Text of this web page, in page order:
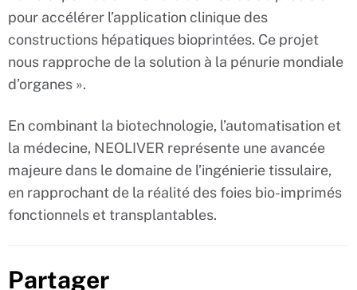
pour accélérer l’application clinique des
constructions hépatiques bioprintées. Ce projet
nous rapproche de la solution à la pénurie mondiale
d’organes ».
En combinant la biotechnologie, l’automatisation et
la médecine, NEOLIVER représente une avancée
majeure dans le domaine de l’ingénierie tissulaire,
en rapprochant de la réalité des foies bio-imprimés
fonctionnels et transplantables.
Partager